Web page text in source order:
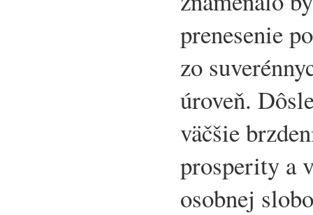
prenesenie
zo
úroveň.
väčšie
prosperity a
osobnej